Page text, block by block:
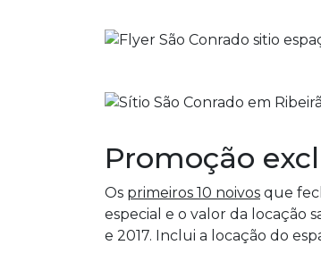
Promoção
Os primeiros 10 noivos que
especial e o valor da locação
e 2017. Inclui a locação do